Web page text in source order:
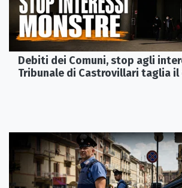
Debiti dei Comuni, stop agli
Tribunale di Castrovillari taglia il